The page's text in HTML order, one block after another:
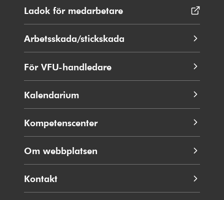
fönster
Ladok för medarbetare
i
fönster
Arbetsskada/stickskada
För VFU-handledare
Kalendarium
Kompetenscenter
Om webbplatsen
Kontakt